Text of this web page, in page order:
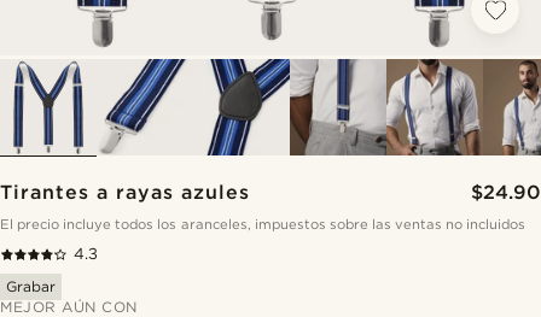
Tirantes a rayas azules $24.90
El precio incluye todos los aranceles, impuestos sobre las ventas no incluidos
4.3
Grabar
MEJOR AÚN CON